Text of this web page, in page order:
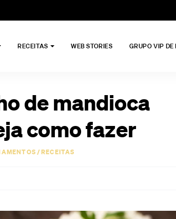
RECEITAS WEB STORIES GRUPO VIP DE
de mandioca
como fazer
/RECEITAS